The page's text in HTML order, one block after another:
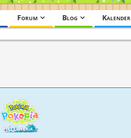
Forum Blog Kalender